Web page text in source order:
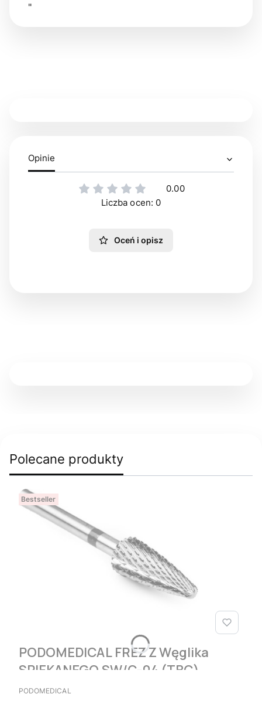
"
Opinie
0.00
Liczba ocen: 0
Oceń i opisz
Polecane produkty
Bestseller
PODOMEDICAL FREZ Z Węglika
SPIEKANEGO SW/C-04 (ТВС)
PRODUCENT
PODOMEDICAL